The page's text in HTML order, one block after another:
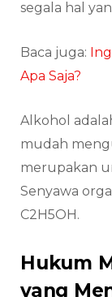
segala hal
Baca juga:
Apa Saja?
Alkohol
mudah
merupakan
Senyawa
C2H5OH.
Hukum
yang